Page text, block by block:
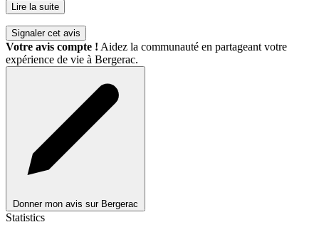
Lire la suite
Signaler cet avis
Votre avis compte ! Aidez la communauté en partageant votre
expérience de vie à Bergerac.
Donner mon avis sur Bergerac
Statistics